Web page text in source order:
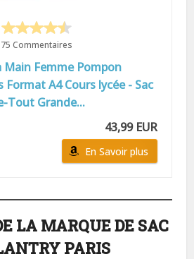
75 Commentaires
Main Femme Pompon
Format A4 Cours lycée - Sac
Tout Grande...
43,99 EUR
En Savoir plus
LA MARQUE DE SAC
PARIS